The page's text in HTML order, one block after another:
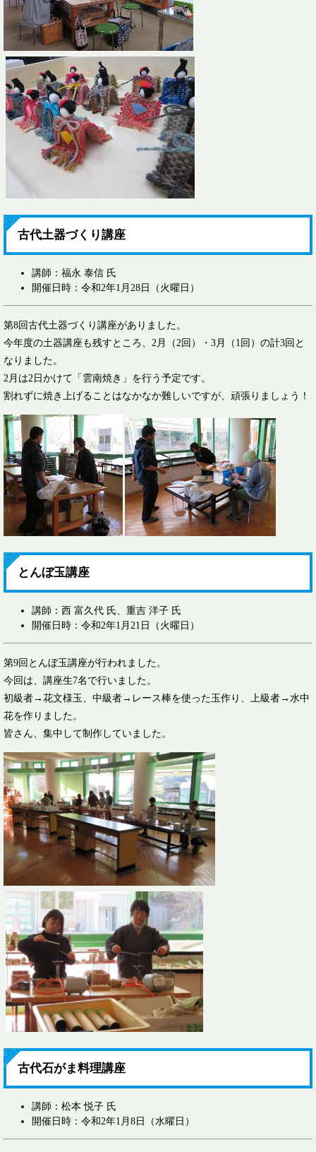
古代土器づくり講座
講師：福永 泰信 氏
開催日時：令和2年1月28日（火曜日）
第8回古代土器づくり講座がありました。
今年度の土器講座も残すところ、2月（2回）・3月（1回）の計3回と
なりました。
2月は2日かけて「雲南焼き」を行う予定です。
割れずに焼き上げることはなかなか難しいですが、頑張りましょう！
とんぼ玉講座
講師：西 富久代 氏、重吉 洋子 氏
開催日時：令和2年1月21日（火曜日）
第9回とんぼ玉講座が行われました。
今回は、講座生7名で行いました。
初級者→花文様玉、中級者→レース棒を使った玉作り、上級者→水中
花を作りました。
皆さん、集中して制作していました。
古代石がま料理講座
講師：松本 悦子 氏
開催日時：令和2年1月8日（水曜日）